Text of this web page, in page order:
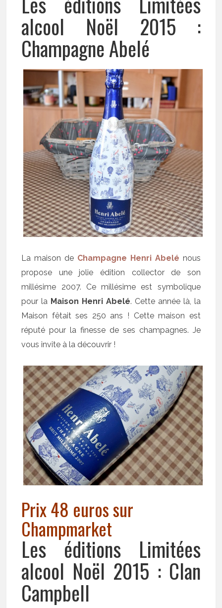
alcool Noël 2015 :
Champagne Abelé
La maison de Champagne Henri Abelé nous
propose une jolie édition collector de son
millésime 2007. Ce millésime est symbolique
pour la Maison Henri Abelé. Cette année là, la
Maison fêtait ses 250 ans ! Cette maison est
réputé pour la finesse de ses champagnes. Je
vous invite à la découvrir !
Prix 48 euros sur
Champmarket
Les éditions Limitées
alcool Noël 2015 : Clan
Campbell